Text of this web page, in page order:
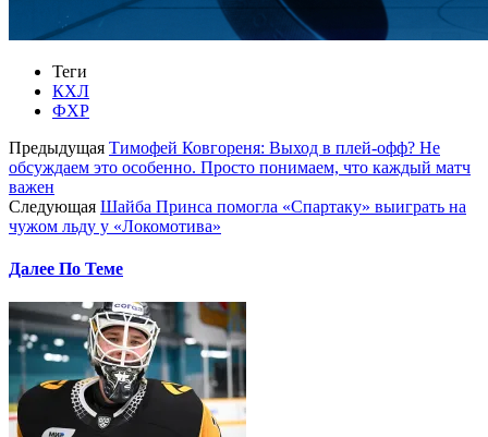
Теги
КХЛ
ФХР
Предыдущая Тимофей Ковгореня: Выход в плей-офф? Не
обсуждаем это особенно. Просто понимаем, что каждый матч
важен
Следующая Шайба Принса помогла «Спартаку» выиграть на
чужом льду у «Локомотива»
Далее По Теме